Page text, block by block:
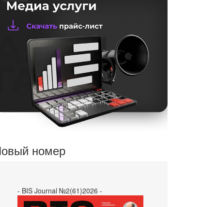
номер
- BIS Journal №2(61)2026 -